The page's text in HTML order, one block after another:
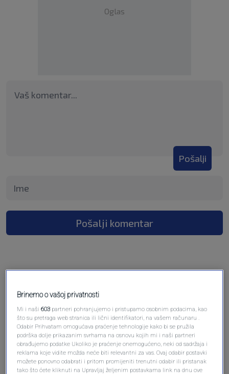
Oglas
Pošalji
Pošalji komentar
Oglas
Brinemo o vašoj privatnosti
Mi i naši603 partneri pohranjujemo i pristupamo osobnim podacima, kao
što su pretraga web stranica ili lični identifikatori, na vašem računaru .
Odabir Prihvatam omogućava praćenje tehnologije kako bi se pružila
podrška dolje prikazanim svrhama na osnovu kojih mi i naši partneri
obrađujemo podatke Ukoliko je praćenje onemogućeno, neki od sadržaja i
reklama koje vidite možda neće biti relevantni za vas. Ovaj odabir postavki
možete ponovno odabrati i pritom promijeniti trenutni odabir ili pristanak
tako što ćete kliknuti na Upravljaj željenim postavkama link na dnu ove